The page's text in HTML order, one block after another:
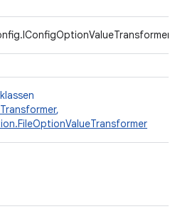
,